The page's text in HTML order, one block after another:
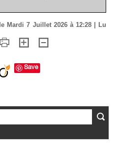
Mardi 7 Juillet 2026 à 12:28 | Lu
Save